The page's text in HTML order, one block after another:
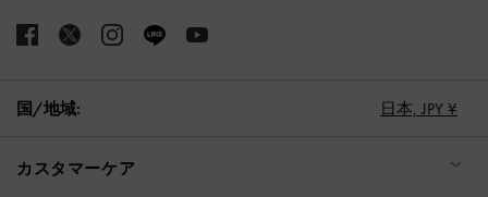
国/地域: 日本, JPY ¥
カスタマーケア